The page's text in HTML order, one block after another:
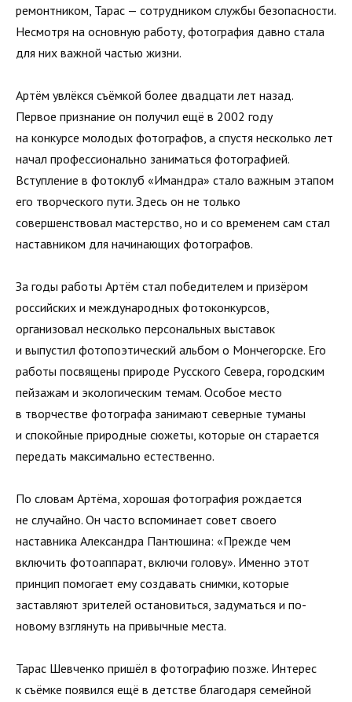
ремонтником, Тарас — сотрудником службы безопасности.
Несмотря на основную работу, фотография давно стала
для них важной частью жизни.
Артём увлёкся съёмкой более двадцати лет назад.
Первое признание он получил ещё в 2002 году
на конкурсе молодых фотографов, а спустя несколько лет
начал профессионально заниматься фотографией.
Вступление в фотоклуб «Имандра» стало важным этапом
его творческого пути. Здесь он не только
совершенствовал мастерство, но и со временем сам стал
наставником для начинающих фотографов.
За годы работы Артём стал победителем и призёром
российских и международных фотоконкурсов,
организовал несколько персональных выставок
и выпустил фотопоэтический альбом о Мончегорске. Его
работы посвящены природе Русского Севера, городским
пейзажам и экологическим темам. Особое место
в творчестве фотографа занимают северные туманы
и спокойные природные сюжеты, которые он старается
передать максимально естественно.
По словам Артёма, хорошая фотография рождается
не случайно. Он часто вспоминает совет своего
наставника Александра Пантюшина: «Прежде чем
включить фотоаппарат, включи голову». Именно этот
принцип помогает ему создавать снимки, которые
заставляют зрителей остановиться, задуматься и по-
новому взглянуть на привычные места.
Тарас Шевченко пришёл в фотографию позже. Интерес
к съёмке появился ещё в детстве благодаря семейной